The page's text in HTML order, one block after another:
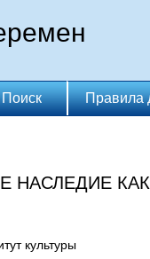
Поиск Правила
НАСЛЕДИЕ
культуры